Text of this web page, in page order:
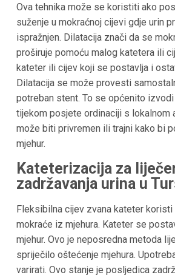
Ova tehnika može se koristiti ako
suženje u mokraćnoj cijevi gdje urin
ispražnjen. Dilatacija znači da se
proširuje pomoću malog katetera ili
kateter ili cijev koji se postavlja i
Dilatacija se može provesti
potreban stent. To se općenito
tijekom posjete ordinaciji s lokalnom
može biti privremen ili trajni kako bi
mjehur.
Kateterizacija za
zadržavanja urina u
Fleksibilna cijev zvana kateter
mokraće iz mjehura. Kateter se
mjehur. Ovo je neposredna metoda
spriječilo oštećenje mjehura.
varirati. Ovo stanje je posljedica